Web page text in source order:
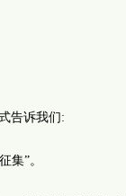
告诉我们:
集”。